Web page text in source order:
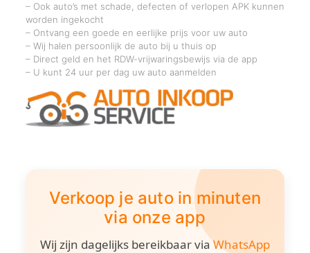
– Ook auto’s met schade, defecten of verlopen APK kunnen
worden ingekocht
– Ontvang een goede en eerlijke prijs voor uw auto
– Wij halen persoonlijk de auto bij u thuis op
– Direct geld en het RDW-vrijwaringsbewijs via de app
– U kunt 24 uur per dag uw auto aanmelden
Verkoop je auto in minuten
via onze app
Wij zijn dagelijks bereikbaar viaWhatsApp